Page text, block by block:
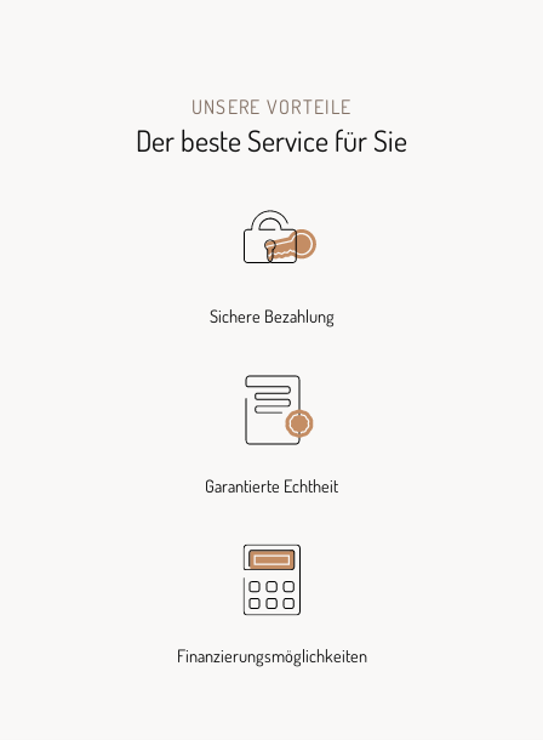
UNSERE VORTEILE
Der beste Service für Sie
Sichere Bezahlung
Garantierte Echtheit
Finanzierungsmöglichkeiten